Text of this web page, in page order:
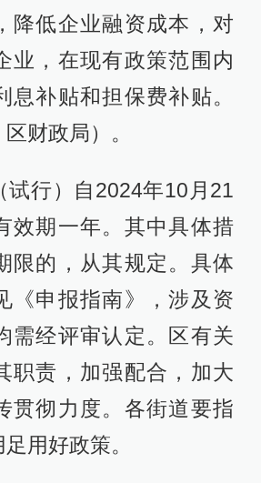
降低企业融资成本，对
业，在现有政策范围内
息补贴和担保费补贴。
财政局）。
试行）自2024年10月21
效期一年。其中具体措
限的，从其规定。具体
《申报指南》，涉及资
需经评审认定。区有关
职责，加强配合，加大
贯彻力度。各街道要指
用好政策。